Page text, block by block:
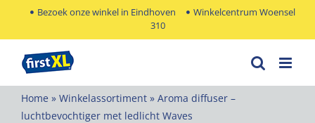
Bezoek onze winkel in Eindhoven
Winkelcentrum Woensel
310
Home » Winkelassortiment » Aroma diffuser –
luchtbevochtiger met ledlicht Waves